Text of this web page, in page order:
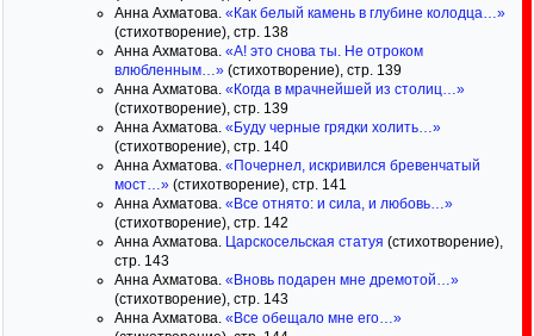
Анна Ахматова. «Как белый камень в глубине колодца…»
(стихотворение), стр. 138
Анна Ахматова. «А! это снова ты. Не отроком
влюбленным…» (стихотворение), стр. 139
Анна Ахматова. «Когда в мрачнейшей из столиц…»
(стихотворение), стр. 139
Анна Ахматова. «Буду черные грядки холить…»
(стихотворение), стр. 140
Анна Ахматова. «Почернел, искривился бревенчатый
мост…» (стихотворение), стр. 141
Анна Ахматова. «Все отнято: и сила, и любовь…»
(стихотворение), стр. 142
Анна Ахматова. Царскосельская статуя (стихотворение),
стр. 143
Анна Ахматова. «Вновь подарен мне дремотой…»
(стихотворение), стр. 143
Анна Ахматова. «Все обещало мне его…»